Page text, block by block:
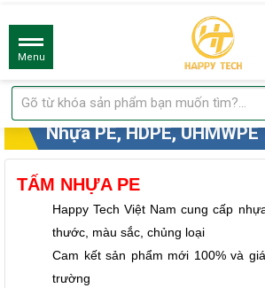
Menu
Nhựa PE, HDPE, UHMWPE
TẤM NHỰA PE
Happy Tech Việt Nam cung cấp
thước, màu sắc, chủng loại
Cam kết sản phẩm mới 100% và
trường